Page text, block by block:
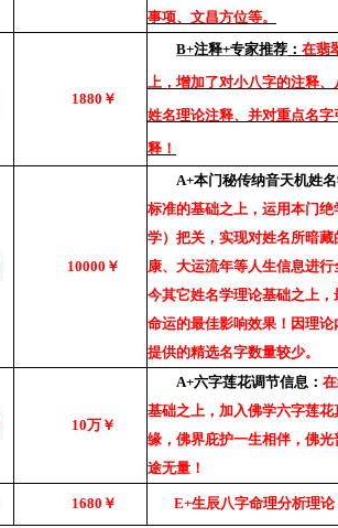
事项、文昌方位等。
1880 ￥
B+注释+专家推荐 ：在翡
上，增加了对小八字的注释
姓名理论注释、并对重点名
释！
10000 ￥
A+本门秘传纳音天机姓
标准的基础之上，运用本门
学）把关，实现对姓名所暗
康、大运流年等人生信息进
今其它姓名学理论基础之上
命运的最佳影响效果！因理
提供的精选名字数量较少。
10万￥
A+六字莲花调节信息：
基础之上，加入佛学六字莲
缘，佛界庇护一生相伴，佛
途无量！
1680 ￥ E+生辰八字命理分析理论